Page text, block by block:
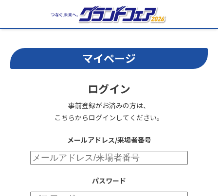
マイページ
ログイン
事前登録がお済みの方は、
こちらからログインしてください。
メールアドレス/来場者番号
パスワード